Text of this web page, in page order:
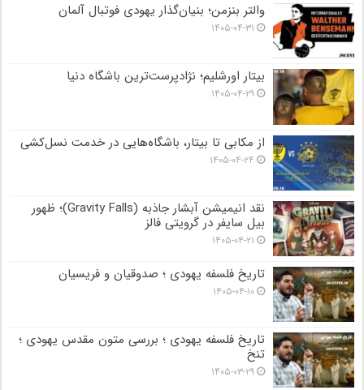
والتر بنزمن؛ بنیان‌گذار یهودی فوتبال آلمان
۱۴۰۵-۰۴-۳۱
بیتار اورشلیم؛ نژادپرست‌ترین باشگاه دنیا
۱۴۰۵-۰۴-۲۹
از مکابی تا بیتار، باشگاه‌هایی در خدمت نسل‌کشی
۱۴۰۵-۰۴-۲۴
نقد انیمیشن آبشار جاذبه (Gravity Falls)؛ ظهور
بیل سایفر در گرویتی فالز
۱۴۰۵-۰۴-۲۱
تاریخ فلسفه یهودی ؛ صدوقیان و فریسیان
۱۴۰۵-۰۴-۱۰
تاریخ فلسفه یهودی ؛ بررسی متون مقدس یهودی ؛
تنخ
۱۴۰۵-۰۳-۲۹